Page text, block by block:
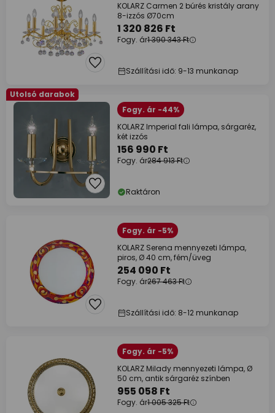
KOLARZ Carmen 2 búrés kristály arany
8-izzós Ø70cm
1 320 826 Ft
Fogy. ár1 390 343 Ft
Szállítási idő: 9-13 munkanap
Utolsó darabok
Fogy. ár -44%
KOLARZ Imperial fali lámpa, sárgaréz,
két izzós
156 990 Ft
Fogy. ár284 913 Ft
Raktáron
Fogy. ár -5%
KOLARZ Serena mennyezeti lámpa,
piros, Ø 40 cm, fém/üveg
254 090 Ft
Fogy. ár267 463 Ft
Szállítási idő: 8-12 munkanap
Fogy. ár -5%
KOLARZ Milady mennyezeti lámpa, Ø
50 cm, antik sárgaréz színben
955 058 Ft
Fogy. ár1 005 325 Ft